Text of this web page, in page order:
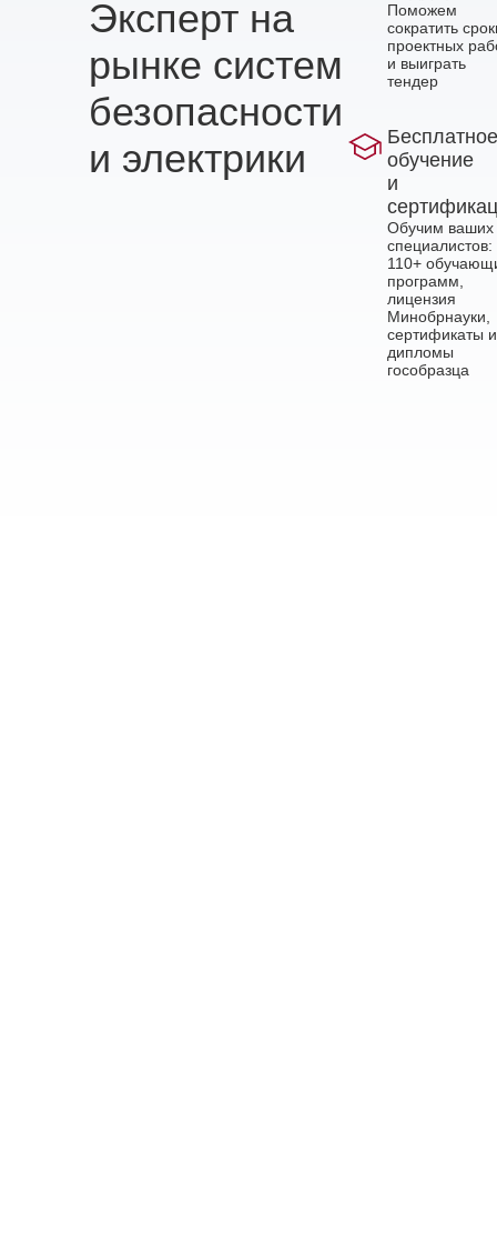
Эксперт на
рынке систем
безопасности
и электрики
Поможем
сократить
проектных
и выиграть
тендер
Бесплатное
обучение
и
Обучим ваших
специалистов:
110+
программ,
лицензия
Минобрнауки,
сертификаты и
дипломы
гособразца